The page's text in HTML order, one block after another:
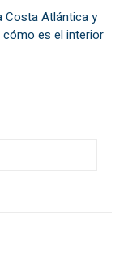
Costa Atlántica y
es el interior